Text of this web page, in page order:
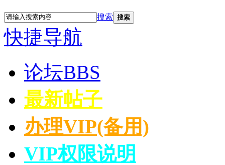
搜索 搜索
快捷导航
论坛BBS
最新帖子
办理VIP(备用)
VIP权限说明